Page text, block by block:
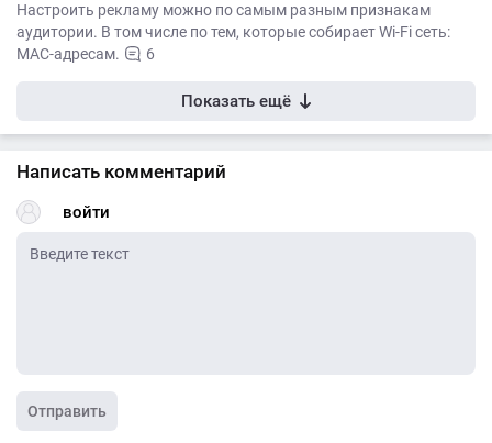
Настроить рекламу можно по самым разным признакам
аудитории. В том числе по тем, которые собирает Wi-Fi сеть:
MAC-адресам.
6
Показать ещё
Написать комментарий
войти
Отправить